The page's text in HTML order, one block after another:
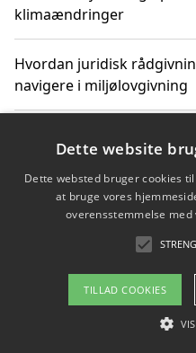
klimaændringer
Hvordan juridisk
navigere i miljølovgivning
Hvordan spil og
bæredygtige valg
Køb produkter i danske
transport og nedbringe
Copyright
Om / kontakt
Dette website
Dette websted bruger cookies
at bruge vores
overensstemmelse
TILLAD COOKIES